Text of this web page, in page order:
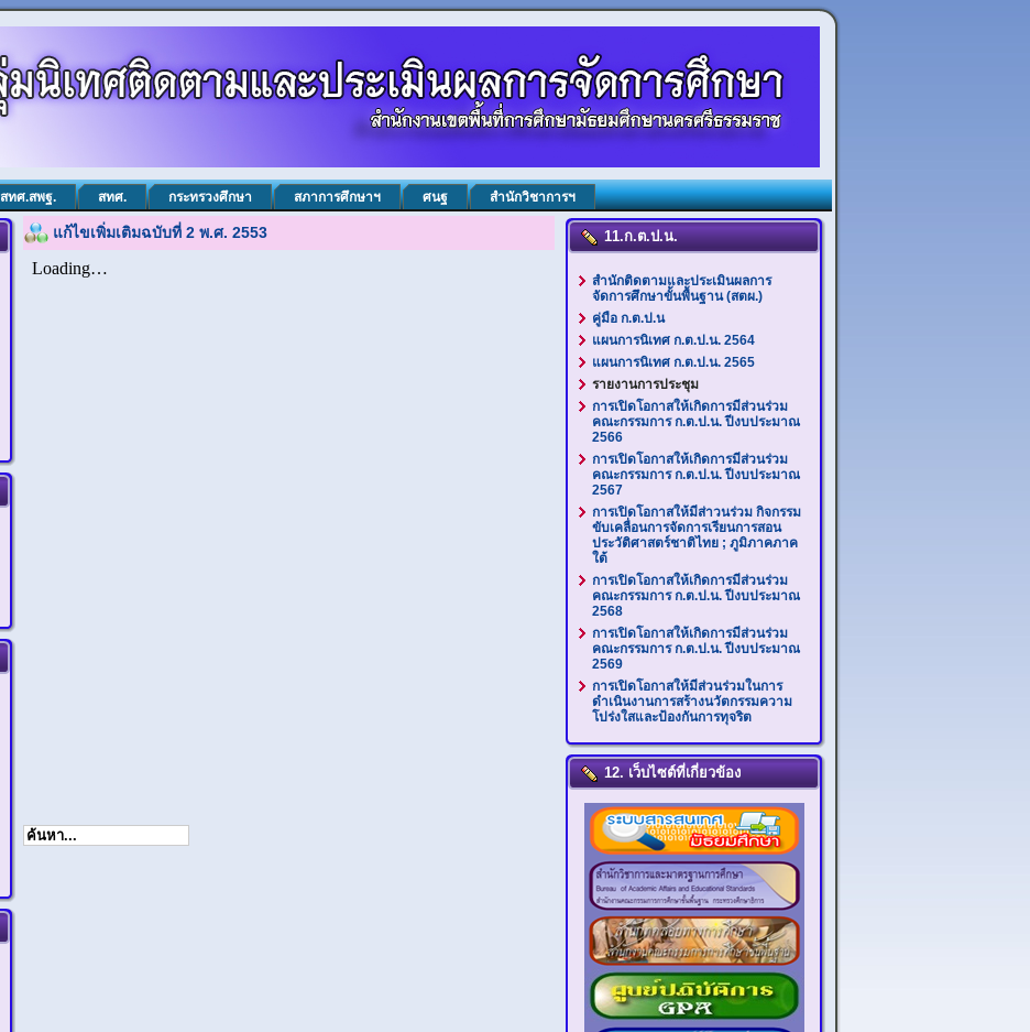
สทศ.สพฐ. สทศ. กระทรวงศึกษา สภาการศึกษาฯ ศนฐ สำนักวิชาการฯ
แก้ไขเพิ่มเติมฉบับที่ 2 พ.ศ. 2553 11.ก.ต.ป.น.
สำนักติดตามและประเมินผลการ
จัดการศึกษาขั้นพื้นฐาน (สตผ.)
คู่มือ ก.ต.ป.น
แผนการนิเทศ ก.ต.ป.น. 2564
แผนการนิเทศ ก.ต.ป.น. 2565
รายงานการประชุม
การเปิดโอกาสให้เกิดการมีส่วนร่วม
คณะกรรมการ ก.ต.ป.น. ปีงบประมาณ
2566
การเปิดโอกาสให้เกิดการมีส่วนร่วม
คณะกรรมการ ก.ต.ป.น. ปีงบประมาณ
2567
การเปิดโอกาสให้มีส่าวนร่วม กิจกรรม
ขับเคลื่อนการจัดการเรียนการสอน
ประวัติศาสตร์ชาติไทย ; ภูมิภาคภาค
ใต้
การเปิดโอกาสให้เกิดการมีส่วนร่วม
คณะกรรมการ ก.ต.ป.น. ปีงบประมาณ
2568
การเปิดโอกาสให้เกิดการมีส่วนร่วม
คณะกรรมการ ก.ต.ป.น. ปีงบประมาณ
2569
การเปิดโอกาสให้มีส่วนร่วมในการ
ดำเนินงานการสร้างนวัตกรรมความ
โปร่งใสและป้องกันการทุจริต
12. เว็บไซต์ที่เกี่ยวข้อง